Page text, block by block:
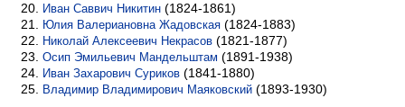
Иван Саввич Никитин (1824-1861)
Юлия Валериановна Жадовская (1824-1883)
Николай Алексеевич Некрасов (1821-1877)
Осип Эмильевич Мандельштам (1891-1938)
Иван Захарович Суриков (1841-1880)
Владимир Владимирович Маяковский (1893-1930)